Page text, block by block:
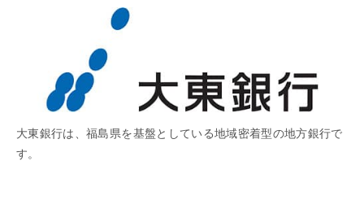
大東銀行は、福島県を基盤としている地域密着型の地方銀行で
す。